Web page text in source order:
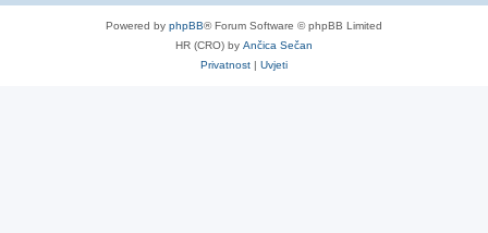
Powered by phpBB® Forum Software © phpBB Limited
HR (CRO) by Ančica Sečan
Privatnost | Uvjeti